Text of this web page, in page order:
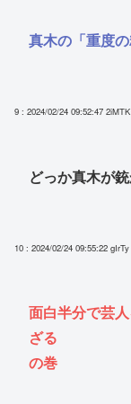
真木の「重度
9 : 2024/02/24 09:52:47 2iMTK
どっか真木が
10 : 2024/02/24 09:55:22 gIrTy
面白半分で芸
ざる
の巻